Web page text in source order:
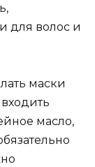
для волос и
маски
масло,